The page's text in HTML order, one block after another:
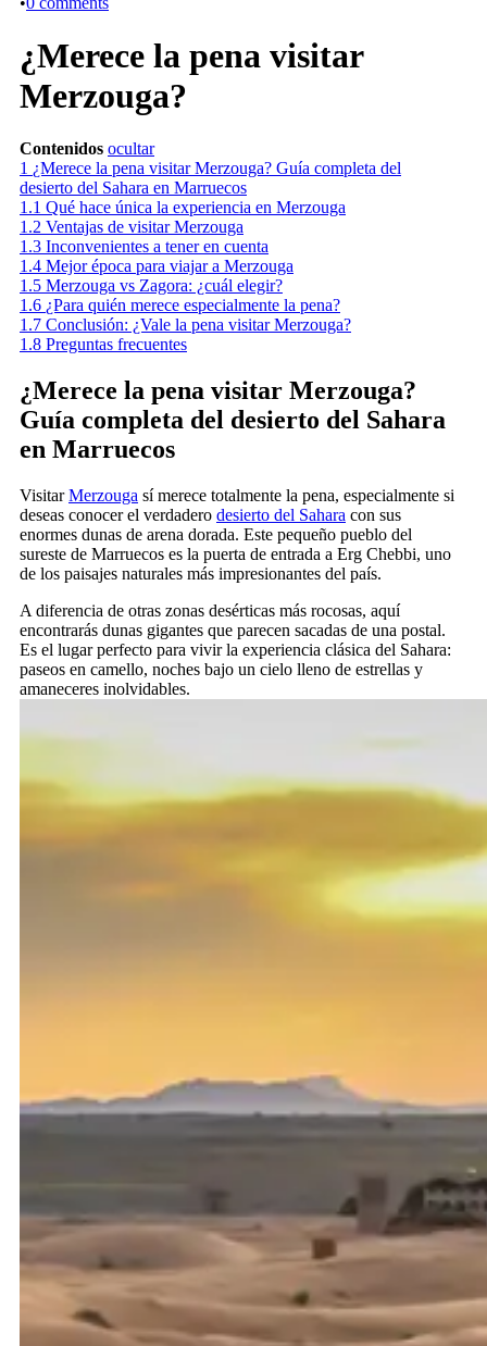
¿Merece la pena visitar
Merzouga?
Contenidos ocultar
1 ¿Merece la pena visitar Merzouga? Guía completa del
desierto del Sahara en Marruecos
1.1 Qué hace única la experiencia en Merzouga
1.2 Ventajas de visitar Merzouga
1.3 Inconvenientes a tener en cuenta
1.4 Mejor época para viajar a Merzouga
1.5 Merzouga vs Zagora: ¿cuál elegir?
1.6 ¿Para quién merece especialmente la pena?
1.7 Conclusión: ¿Vale la pena visitar Merzouga?
1.8 Preguntas frecuentes
¿Merece la pena visitar Merzouga?
Guía completa del desierto del Sahara
en Marruecos
VisitarMerzouga sí merece totalmente la pena, especialmente si
deseas conocer el verdadero desierto del Sahara con sus
enormes dunas de arena dorada. Este pequeño pueblo del
sureste de Marruecos es la puerta de entrada a Erg Chebbi, uno
de los paisajes naturales más impresionantes del país.
A diferencia de otras zonas desérticas más rocosas, aquí
encontrarás dunas gigantes que parecen sacadas de una postal.
Es el lugar perfecto para vivir la experiencia clásica del Sahara:
paseos en camello, noches bajo un cielo lleno de estrellas y
amaneceres inolvidables.